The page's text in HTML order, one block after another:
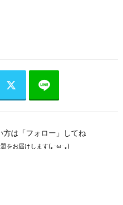
方は「フォロー」してね
をお届けします(｡･ω･｡)